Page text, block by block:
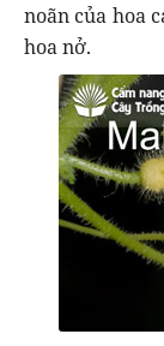
noãn của hoa
hoa nở.